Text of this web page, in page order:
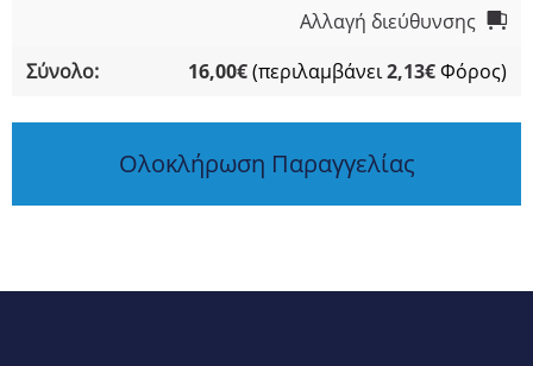
Αλλαγή διεύθυνσης
16,00€(περιλαμβάνει2,13€Φόρος)
Ολοκλήρωση Παραγγελίας